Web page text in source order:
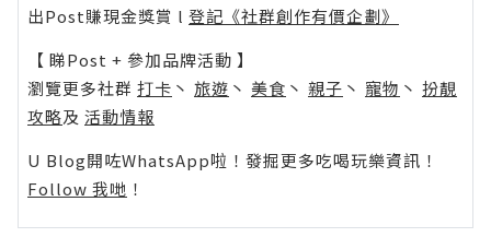
出Post賺現金獎賞 l 登記《社群創作有價企劃》
【 睇Post + 參加品牌活動 】
瀏覽更多社群 打卡 丶 旅遊 丶 美食 丶 親子 丶 寵物 丶 扮靚
攻略及 活動情報
U Blog開咗WhatsApp啦！發掘更多吃喝玩樂資訊！
Follow 我哋 ！